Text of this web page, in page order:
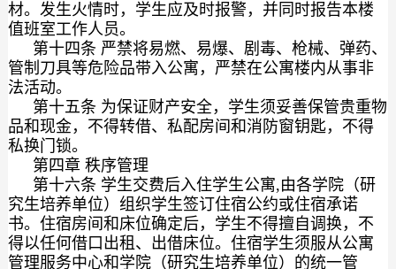
材。发生火情时，学生应及时报警，并同时报告本楼
值班室工作人员。
第十四条 严禁将易燃、易爆、剧毒、枪械、弹药、
管制刀具等危险品带入公寓，严禁在公寓楼内从事非
法活动。
第十五条 为保证财产安全，学生须妥善保管贵重物
品和现金，不得转借、私配房间和消防窗钥匙，不得
私换门锁。
第四章 秩序管理
第十六条 学生交费后入住学生公寓,由各学院（研
究生培养单位）组织学生签订住宿公约或住宿承诺
书。住宿房间和床位确定后，学生不得擅自调换，不
得以任何借口出租、出借床位。住宿学生须服从公寓
管理服务中心和学院（研究生培养单位）的统一管